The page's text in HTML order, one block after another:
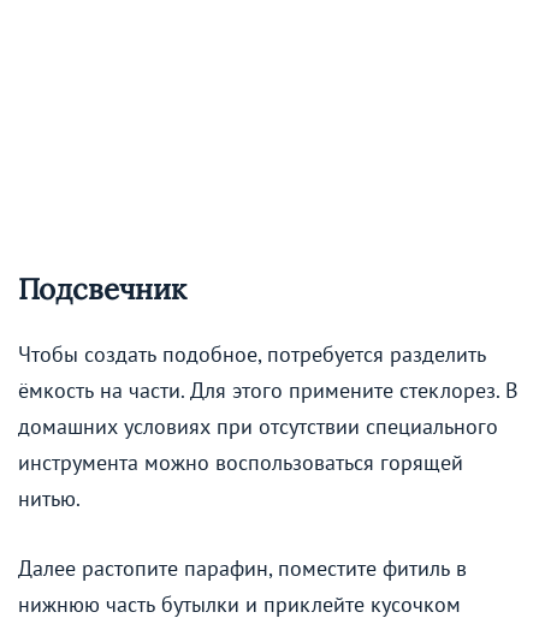
Подсвечник
Чтобы создать подобное, потребуется разделить
ёмкость на части. Для этого примените стеклорез. В
домашних условиях при отсутствии специального
инструмента можно воспользоваться горящей
нитью.
Далее растопите парафин, поместите фитиль в
нижнюю часть бутылки и приклейте кусочком